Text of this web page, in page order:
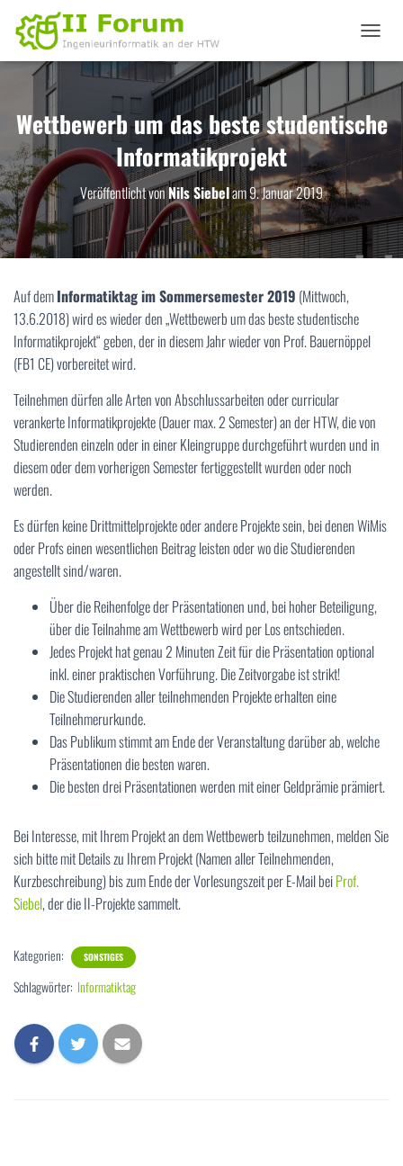
A
I
G
A
O
N
M
S
T
E
Wettbewerb um das beste studentische
Informatikprojekt
Veröffentlicht vonNils Siebelam9. Januar 2019
Auf demInformatiktag im Sommersemester 2019 (Mittwoch,
13.6.2018) wird es wieder den „Wettbewerb um das beste studentische
Informatikprojekt“ geben, der in diesem Jahr wieder von Prof. Bauernöppel
(FB1 CE) vorbereitet wird.
Teilnehmen dürfen alle Arten von Abschlussarbeiten oder curricular
verankerte Informatikprojekte (Dauer max. 2 Semester) an der HTW, die von
Studierenden einzeln oder in einer Kleingruppe durchgeführt wurden und in
diesem oder dem vorherigen Semester fertiggestellt wurden oder noch
werden.
Es dürfen keine Drittmittelprojekte oder andere Projekte sein, bei denen WiMis
oder Profs einen wesentlichen Beitrag leisten oder wo die Studierenden
angestellt sind/waren.
Über die Reihenfolge der Präsentationen und, bei hoher Beteiligung,
über die Teilnahme am Wettbewerb wird per Los entschieden.
Jedes Projekt hat genau 2 Minuten Zeit für die Präsentation optional
inkl. einer praktischen Vorführung. Die Zeitvorgabe ist strikt!
Die Studierenden aller teilnehmenden Projekte erhalten eine
Teilnehmerurkunde.
Das Publikum stimmt am Ende der Veranstaltung darüber ab, welche
Präsentationen die besten waren.
Die besten drei Präsentationen werden mit einer Geldprämie prämiert.
Bei Interesse, mit Ihrem Projekt an dem Wettbewerb teilzunehmen, melden Sie
sich bitte mit Details zu Ihrem Projekt (Namen aller Teilnehmenden,
Kurzbeschreibung) bis zum Ende der Vorlesungszeit per E-Mail beiProf.
Siebel, der die II-Projekte sammelt.
Kategorien: SONSTIGES
Schlagwörter: Informatiktag